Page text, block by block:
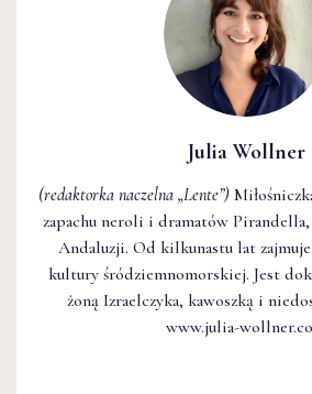
Julia Wollner
(redaktorka naczelna „Lente”)
zapachu neroli i dramatów
Andaluzji. Od kilkunastu lat
kultury śródziemnomorskiej. Jest
żoną Izraelczyka, kawoszką i
www.julia-